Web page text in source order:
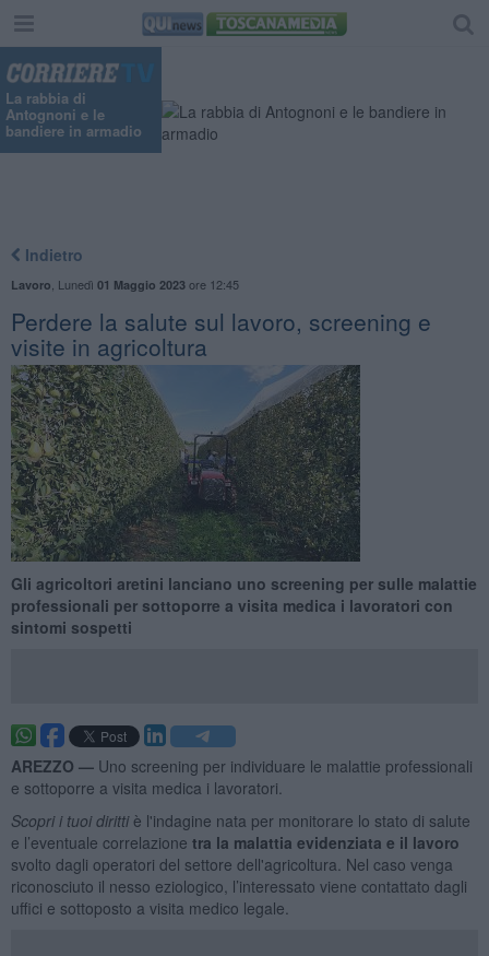
La rabbia di
Antognoni e le
bandiere in armadio
Indietro
Lavoro Lunedì 01 Maggio 2023ore 12:45
Perdere la salute sul lavoro, screening e
visite in agricoltura
​Gli agricoltori aretini lanciano uno screening per sulle malattie
professionali per sottoporre a visita medica i lavoratori con
sintomi sospetti
AREZZO — Uno screening per individuare le malattie professionali
e sottoporre a visita medica i lavoratori.
Scopri i tuoi diritti è l'indagine nata per monitorare lo stato di salute
e l’eventuale correlazione tra la malattia evidenziata e il lavoro
svolto dagli operatori del settore dell'agricoltura. Nel caso venga
riconosciuto il nesso eziologico, l’interessato viene contattato dagli
uffici e sottoposto a visita medico legale.